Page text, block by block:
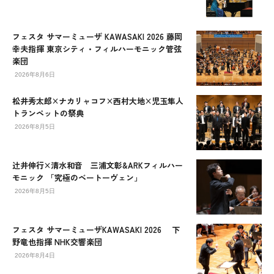
フェスタ サマーミューザ KAWASAKI 2026 藤岡
幸夫指揮 東京シティ・フィルハーモニック管弦
楽団
2026年8月6日
松井秀太郎×ナカリャコフ×西村大地×児玉隼人
トランペットの祭典
2026年8月5日
辻󠄀井伸行×清水和音 三浦文彰&ARKフィルハー
モニック 「究極のベートーヴェン」
2026年8月5日
フェスタ サマーミューザKAWASAKI 2026 下
野竜也指揮 NHK交響楽団
2026年8月4日